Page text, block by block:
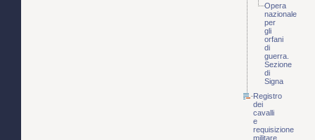
Opera
nazionale
per
gli
orfani
di
guerra.
Sezione
di
Signa
Registro
dei
cavalli
e
requisizione
militare